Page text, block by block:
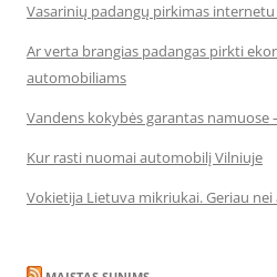
Vasarinių padangų pirkimas internetu
Ar verta brangias padangas pirkti
automobiliams
Vandens kokybės garantas namuose
Kur rasti nuomai automobilį Vilniuje
Vokietija Lietuva mikriukai. Geriau